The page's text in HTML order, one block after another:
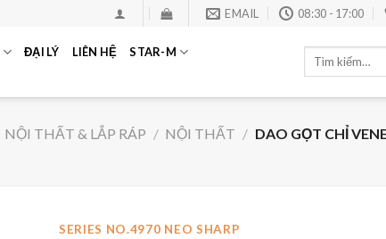
EMAIL 08:30 - 17:00
ĐẠI LÝ LIÊN HỆ STAR-M
Tìm
NỘI THẤT & LẮP RÁP / NỘI THẤT / DAO GỌT CHỈ
SERIES NO.4970 NEO SHARP